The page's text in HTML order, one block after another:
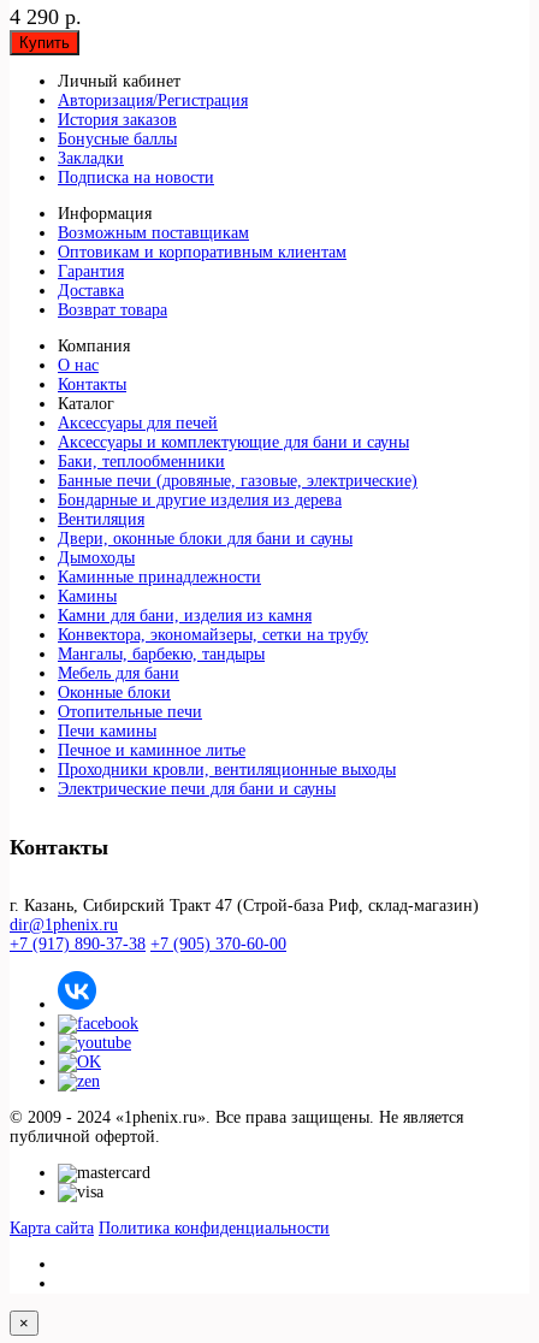
4 290 р.
Купить
Личный кабинет
Авторизация/Регистрация
История заказов
Бонусные баллы
Закладки
Подписка на новости
Информация
Возможным поставщикам
Оптовикам и корпоративным клиентам
Гарантия
Доставка
Возврат товара
Компания
О нас
Контакты
Каталог
Аксессуары для печей
Аксессуары и комплектующие для бани и сауны
Баки, теплообменники
Банные печи (дровяные, газовые, электрические)
Бондарные и другие изделия из дерева
Вентиляция
Двери, оконные блоки для бани и сауны
Дымоходы
Каминные принадлежности
Камины
Камни для бани, изделия из камня
Конвектора, экономайзеры, сетки на трубу
Мангалы, барбекю, тандыры
Мебель для бани
Оконные блоки
Отопительные печи
Печи камины
Печное и каминное литье
Проходники кровли, вeнтиляционные выходы
Электрические печи для бани и сауны
Контакты
г. Казань, Сибирский Тракт 47 (Строй-база Риф, склад-магазин)
dir@1phenix.ru
+7 (917) 890-37-38 +7 (905) 370-60-00
© 2009 - 2024 «1phenix.ru». Все права защищены. Не является
публичной офертой.
Карта сайта Политика конфиденциальности
×